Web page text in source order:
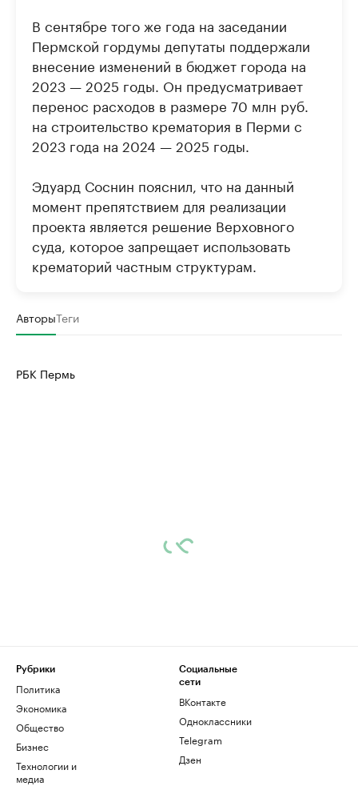
В сентябре того же года на заседании
Пермской гордумы депутаты поддержали
внесение изменений в бюджет города на
2023 — 2025 годы. Он предусматривает
перенос расходов в размере 70 млн руб.
на строительство крематория в Перми с
2023 года на 2024 — 2025 годы.
Эдуард Соснин пояснил, что на данный
момент препятствием для реализации
проекта является решение Верховного
суда, которое запрещает использовать
крематорий частным структурам.
АвторыТеги
РБК Пермь
Рубрики
Политика
Экономика
Общество
Бизнес
Технологии и
медиа
Социальные
сети
ВКонтакте
Одноклассники
Telegram
Дзен